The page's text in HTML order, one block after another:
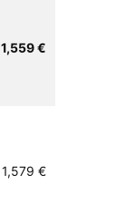
1,559 €
1,579 €